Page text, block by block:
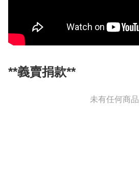
**義賣捐款**
未有任何商品